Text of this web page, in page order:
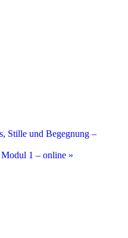
Stille und Begegnung –
1 – online »